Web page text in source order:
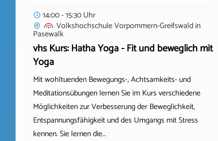
14:00 - 15:30 Uhr
Volkshochschule Vorpommern-Greifswaldin
Pasewalk
vhs Kurs: Hatha Yoga - Fit und beweglich mit
Yoga
Mit wohltuenden Bewegungs-, Achtsamkeits- und
Meditationsübungen lernen Sie im Kurs verschiedene
Möglichkeiten zur Verbesserung der Beweglichkeit,
Entspannungsfähigkeit und des Umgangs mit Stress
kennen. Sie lernen die…